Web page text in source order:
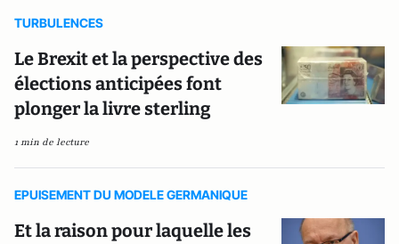
TURBULENCES
Le Brexit et la perspective des
élections anticipées font
plonger la livre sterling
1 min de lecture
EPUISEMENT DU MODELE GERMANIQUE
Et la raison pour laquelle les